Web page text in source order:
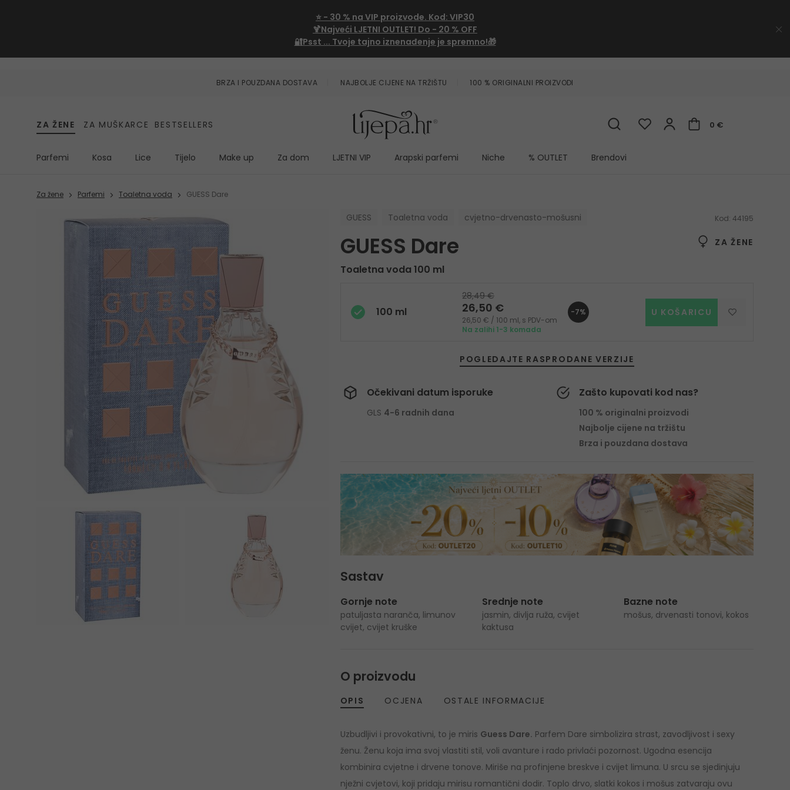
⭐ - 30 % na VIP proizvode. Kod: VIP30
🍹Najveći LJETNI OUTLET! Do - 20 % OFF
🔐Psst ... Tvoje tajno iznenađenje je spremno!🎁
BRZA I POUZDANA DOSTAVA NAJBOLJE CIJENE NA TRŽIŠTU 100 % ORIGINALNI PROIZVODI
ZA ŽENE ZA MUŠKARCE BESTSELLERS 0 €
Parfemi Kosa Lice Tijelo Make up Za dom LJETNI VIP Arapski parfemi Niche % OUTLET Brendovi
Za žene Parfemi Toaletna voda GUESS Dare
GUESS Toaletna voda cvjetno-drvenasto-mošusni Kod: 44195
GUESS Dare ZA ŽENE
Toaletna voda 100 ml
100 ml
28,49 €
26,50 €
26,50 € / 100 ml, s PDV-om
Na zalihi 1-3 komada
-7% U KOŠARICU
POGLEDAJTE RASPRODANE VERZIJE
Očekivani datum isporuke
GLS 4-6 radnih dana
Zašto kupovati kod nas?
100 % originalni proizvodi
Najbolje cijene na tržištu
Brza i pouzdana dostava
Sastav
Gornje note
patuljasta naranča, limunov
cvijet, cvijet kruške
Srednje note
jasmin, divlja ruža, cvijet
kaktusa
Bazne note
mošus, drvenasti tonovi, kokos
O proizvodu
OPIS
Uzbudljivi i provokativni, to je miris Guess Dare. Parfem Dare simbolizira strast, zavodljivost i sexy
ženu. Ženu koja ima svoj vlastiti stil, voli avanture i rado privlaći pozornost. Ugodna esencija
kombinira cvjetne i drvene tonove. Miriše na profinjene breskve i cvijet limuna. U srcu se sjedinjuju
nježni cvjetovi, koji pridaju mirisu romantični dodir. Toplo drvo, slatki kokos i mošus zatvaraju ovu
OCJENA OSTALE INFORMACIJE